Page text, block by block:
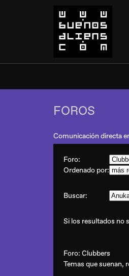
FOROS
Comunicación directa
Foro:
Ordenado por:
Buscar:
Si los resultados no
Foro: Clubbers
Temas que suenan,